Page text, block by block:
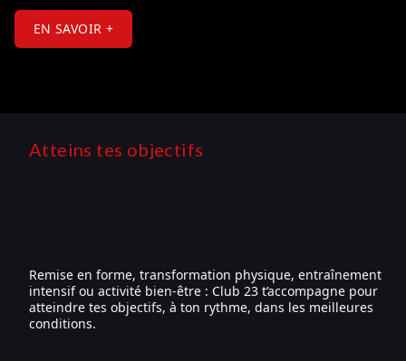
EN SAVOIR +
Atteins tes objectifs
Remise en forme, transformation physique, entraînement
intensif ou activité bien-être : Club 23 t’accompagne pour
atteindre tes objectifs, à ton rythme, dans les meilleures
conditions.